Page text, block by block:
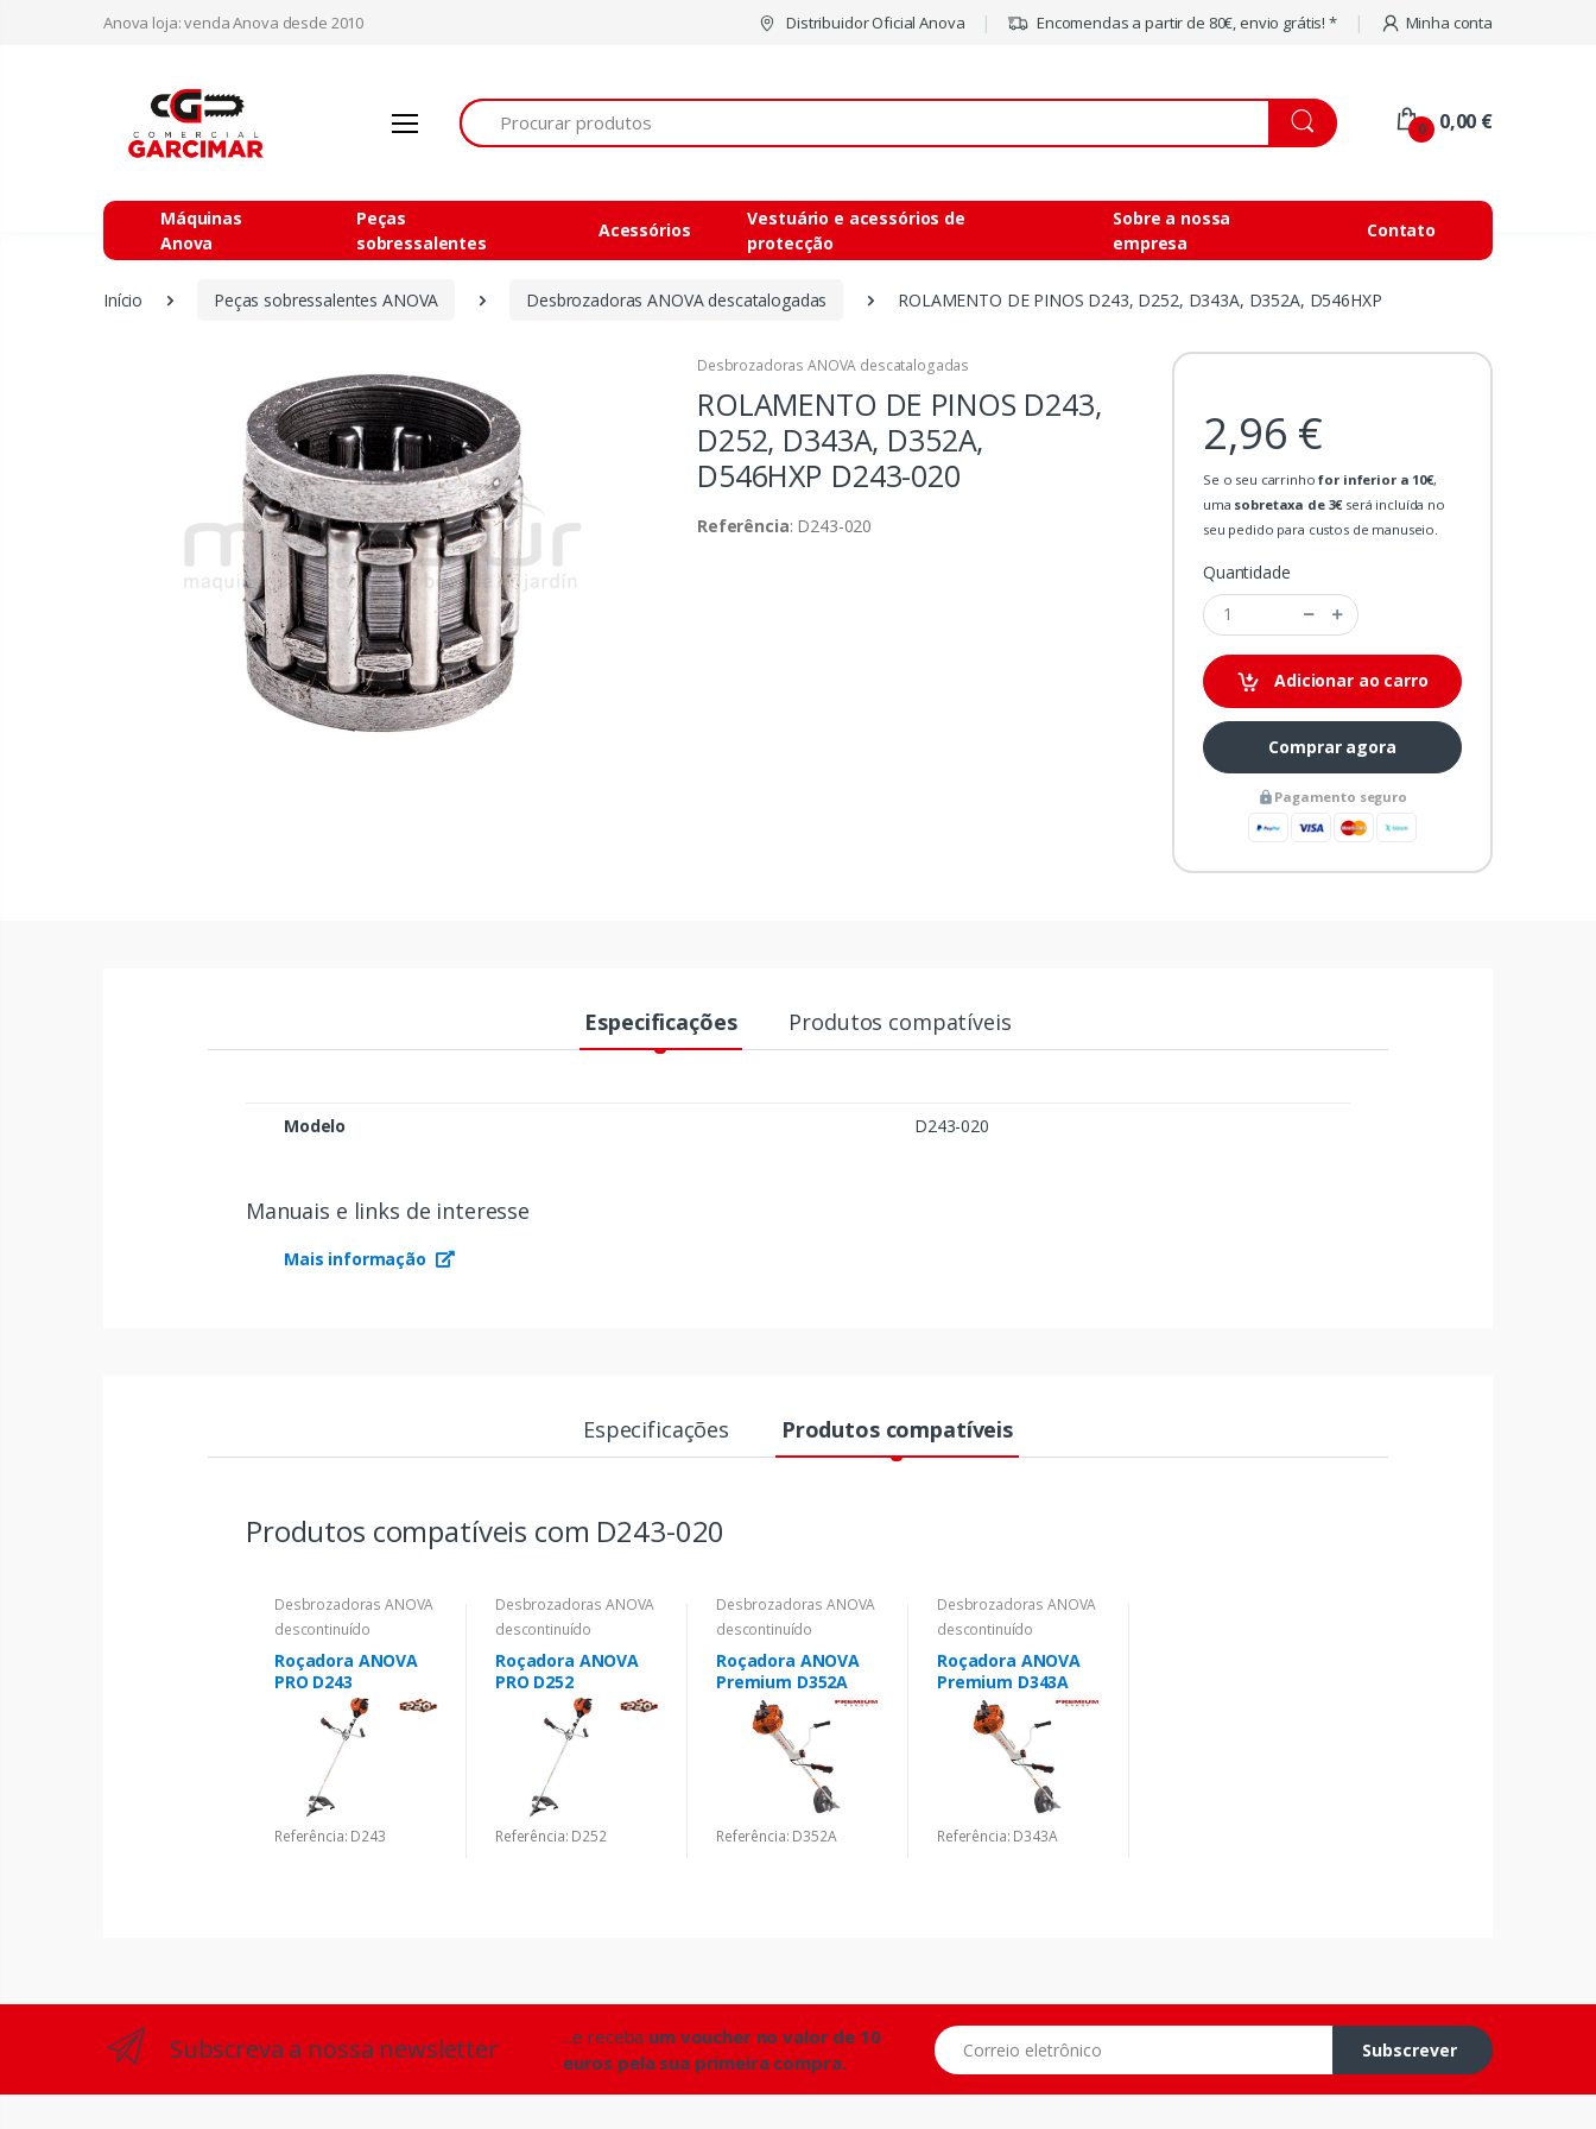
Anova loja: venda Anova desde 2010 Distribuidor Oficial Anova Encomendas a partir de 80€, envio grátis! * Minha conta
Procurar
0 0,00 €
Máquinas
Anova
Peças
sobressalentes
Acessórios
Vestuário e acessórios de
protecção
Sobre a nossa
empresa
Contato
Início Peças sobressalentes ANOVA Desbrozadoras ANOVA descatalogadas ROLAMENTO DE PINOS D243, D252, D343A, D352A, D546HXP
Desbrozadoras ANOVA descatalogadas
ROLAMENTO DE PINOS D243,
D252, D343A, D352A,
D546HXP D243-020
Referência: D243-020
2,96 €
Se o seu carrinhofor inferior a 10€,
uma sobretaxa de 3€será incluída no
seu pedido para custos de manuseio.
Quantidade
Adicionar ao carro
Comprar agora
Pagamento seguro
Especificações Produtos compatíveis
Modelo D243-020
Manuais e links de interesse
Mais informação
Especificações Produtos compatíveis
Produtos compatíveis com D243-020
Desbrozadoras ANOVA
descontinuído
Roçadora ANOVA
PRO D243
Referência: D243
Desbrozadoras ANOVA
descontinuído
Roçadora ANOVA
PRO D252
Referência: D252
Desbrozadoras ANOVA
descontinuído
Roçadora ANOVA
Premium D352A
Referência: D352A
Desbrozadoras ANOVA
descontinuído
Roçadora ANOVA
Premium D343A
Referência: D343A
Subscreva a nossa newsletter ...e receba um voucher no valor de 10
euros pela sua primeira compra.
Correio eletrônico
Subscrever